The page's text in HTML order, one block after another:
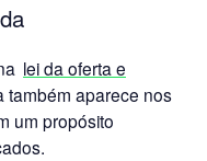
lei da oferta e
também aparece nos
um propósito